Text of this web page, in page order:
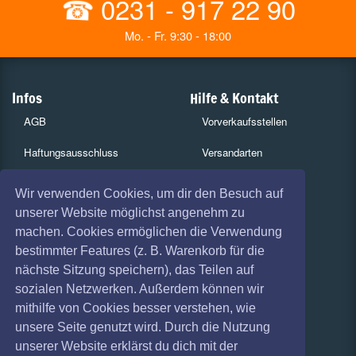
Wir verwenden Cookies, um dir den Besuch auf
unserer Website möglichst angenehm zu
machen. Cookies ermöglichen die Verwendung
bestimmter Features (z. B. Warenkorb für die
nächste Sitzung speichern), das Teilen auf
sozialen Netzwerken. Außerdem können wir
mithilfe von Cookies besser verstehen, wie
unsere Seite genutzt wird. Durch die Nutzung
unserer Website erklärst du dich mit der
☎ 0231 - 917 22 90
Mo. - Fr. 9:30 - 18:00
Infos
AGB
Haftungsausschluss
Widerruf
Impressum
Absagen
Coronavirus (COVID 19)
Hilfe & Kontakt
Vorverkaufsstellen
Versandarten
Kulturpass
Services
Gutscheine
Geschäftskunden
Kartenrückgabe